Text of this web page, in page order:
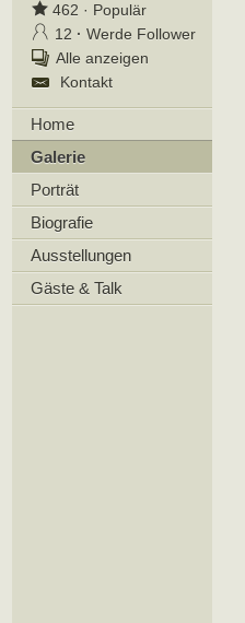
462 · Populär
12 · Werde Follower
Alle anzeigen
Kontakt
Home
Galerie
Porträt
Biografie
Ausstellungen
Gäste & Talk